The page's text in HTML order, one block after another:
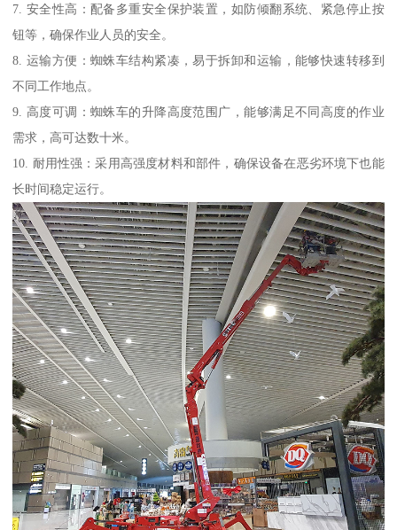
7. 安全性高：配备多重安全保护装置，如防倾翻系统、紧急停止按
钮等，确保作业人员的安全。
8. 运输方便：蜘蛛车结构紧凑，易于拆卸和运输，能够快速转移到
不同工作地点。
9. 高度可调：蜘蛛车的升降高度范围广，能够满足不同高度的作业
需求，高可达数十米。
10. 耐用性强：采用高强度材料和部件，确保设备在恶劣环境下也能
长时间稳定运行。